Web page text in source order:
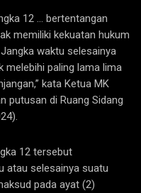
12 … bertentangan
memiliki kekuatan hukum
waktu selesainya
melebihi paling lama lima
kata Ketua MK
putusan di Ruang Sidang
12 tersebut
atau selesainya suatu
pada ayat (2)